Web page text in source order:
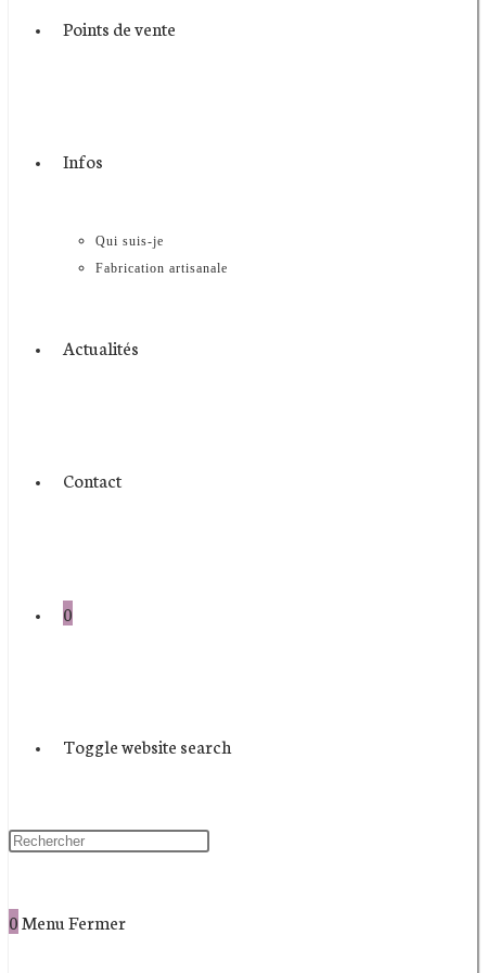
Points de vente
Infos
Qui suis-je
Fabrication artisanale
Actualités
Contact
0
Toggle website search
0Menu Fermer